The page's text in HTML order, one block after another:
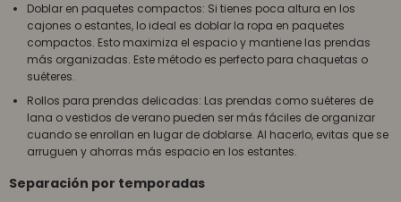
Doblar en paquetes compactos: Si tienes poca altura en los
cajones o estantes, lo ideal es doblar la ropa en paquetes
compactos. Esto maximiza el espacio y mantiene las prendas
más organizadas. Este método es perfecto para chaquetas o
suéteres.
Rollos para prendas delicadas: Las prendas como suéteres de
lana o vestidos de verano pueden ser más fáciles de organizar
cuando se enrollan en lugar de doblarse. Al hacerlo, evitas que se
arruguen y ahorras más espacio en los estantes.
Separación por temporadas